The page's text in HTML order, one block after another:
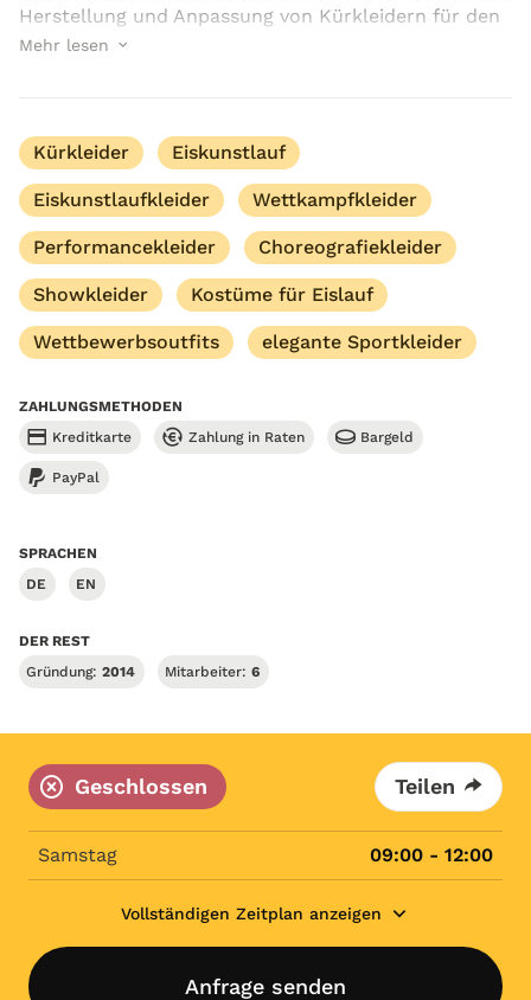
Herstellung und Anpassung von Kürkleidern für den
Eiskunstlauf spezialisiert und steht für:
Mehr lesen
Kürkleider Eiskunstlauf
Eiskunstlaufkleider Wettkampfkleider
Performancekleider Choreografiekleider
Showkleider Kostüme für Eislauf
Wettbewerbsoutfits elegante Sportkleider
ZAHLUNGSMETHODEN
Kreditkarte
Zahlung in Raten Bargeld
PayPal
SPRACHEN
DE
EN
DER REST
Gründung: 2014 Mitarbeiter: 6
Geschlossen Teilen
Samstag 09:00 - 12:00
Vollständigen Zeitplan anzeigen
Anfrage senden